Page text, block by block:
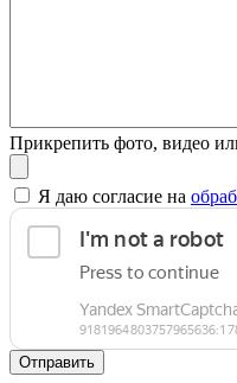
Прикрепить фото, видео
Я даю согласие на
Отправить